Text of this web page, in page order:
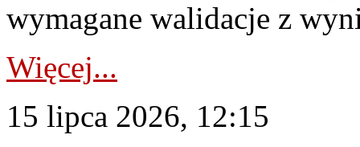
wymagane walidacje z
Więcej...
15 lipca 2026, 12:15